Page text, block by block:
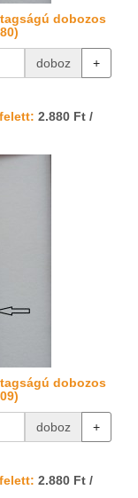
dobozos
doboz +
2.880 Ft /
dobozos
doboz +
2.880 Ft /